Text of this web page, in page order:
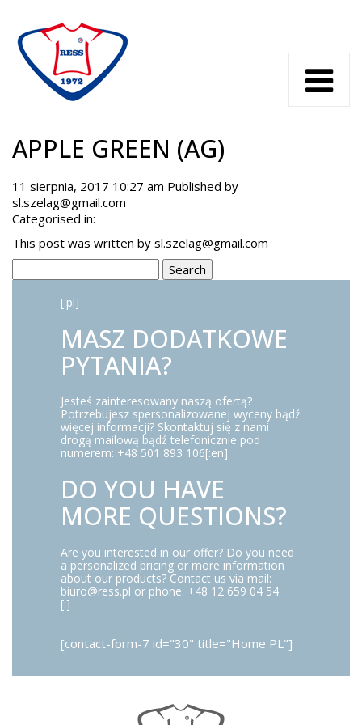
APPLE GREEN (AG)
11 sierpnia, 2017 10:27 am Published by
sl.szelag@gmail.com
Categorised in:
This post was written by sl.szelag@gmail.com
Search
[:pl]
MASZ DODATKOWE
PYTANIA?
Jesteś zainteresowany naszą ofertą?
Potrzebujesz spersonalizowanej wyceny bądź
więcej informacji? Skontaktuj się z nami
drogą mailową bądź telefonicznie pod
numerem: +48 501 893 106[:en]
DO YOU HAVE
MORE QUESTIONS?
Are you interested in our offer? Do you need
a personalized pricing or more information
about our products? Contact us via mail:
biuro@ress.pl or phone: +48 12 659 04 54.
[:]
[contact-form-7 id="30" title="Home PL"]